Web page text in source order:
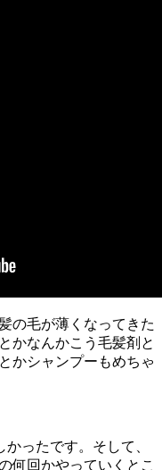
の毛が薄くなってきた
かなんかこう毛髪剤と
かシャンプーもめちゃ
ったです。そして、
何回かやっていくとこ